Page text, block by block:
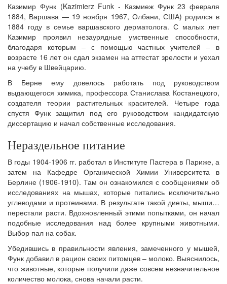
Казимир Функ (Kazimierz Funk - Казмиеж Функ 23 февраля
1884, Варшава — 19 ноября 1967, Олбани, США) родился в
1884 году в семье варшавского дерматолога. С малых лет
Казимир проявил незаурядные умственные способности,
благодаря которым – с помощью частных учителей – в
возрасте 16 лет он сдал экзамен на аттестат зрелости и уехал
на учебу в Швейцарию.
В Берне ему довелось работать под руководством
выдающегося химика, профессора Станислава Костанецкого,
создателя теории растительных красителей. Четыре года
спустя Функ защитил под его руководством кандидатскую
диссертацию и начал собственные исследования.
Нераздельное питание
В годы 1904-1906 гг. работал в Институте Пастера в Париже, а
затем на Кафедре Органической Химии Университета в
Берлине (1906-1910). Там он ознакомился с сообщениями об
исследованиях на мышах, которые питались исключительно
углеводами и протеинами. В результате такой диеты, мыши…
перестали расти. Вдохновленный этими попытками, он начал
подобные исследования над более крупными животными.
Выбор пал на собак.
Убедившись в правильности явления, замеченного у мышей,
Функ добавил в рацион своих питомцев – молоко. Выяснилось,
что животные, которые получили даже совсем незначительное
количество молока, снова начали расти.